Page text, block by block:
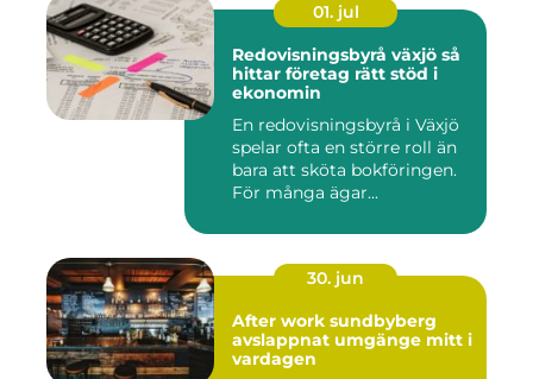
01. jul
Redovisningsbyrå växjö så
hittar företag rätt stöd i
ekonomin
En redovisningsbyrå i Växjö
spelar ofta en större roll än
bara att sköta bokföringen.
För många ägar...
30. jun
After work sundbyberg
avslappnat umgänge mitt i
vardagen